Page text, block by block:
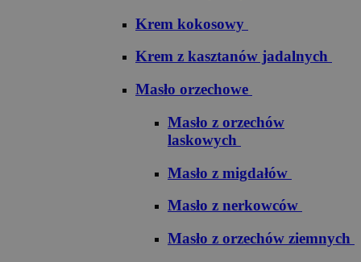
Krem kokosowy
Krem z kasztanów jadalnych
Masło orzechowe
Masło z orzechów
laskowych
Masło z migdałów
Masło z nerkowców
Masło z orzechów ziemnych